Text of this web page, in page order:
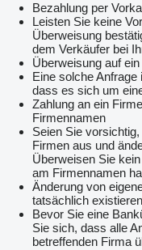
Bezahlung per
Leisten Sie keine
Überweisung
dem Verkäufer bei
Überweisung auf
Eine solche
dass es sich um
Zahlung an ein
Firmennamen
Seien Sie
Firmen aus und
Überweisen Sie
am Firmennamen
Änderung von
tatsächlich
Bevor Sie eine
Sie sich, dass alle
betreffenden Firma